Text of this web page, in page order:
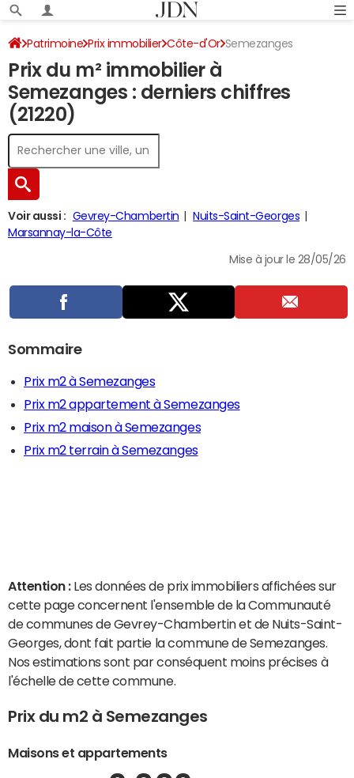
Patrimoine Prix immobilier Côte-d'Or Semezanges
Prix du m² immobilier à
Semezanges : derniers chiffres
(21220)
Voir aussi : Gevrey-Chambertin
Nuits-Saint-Georges
Marsannay-la-Côte
Mise à jour le 28/05/26
Sommaire
Prix m2 à Semezanges
Prix m2 appartement à Semezanges
Prix m2 maison à Semezanges
Prix m2 terrain à Semezanges
Attention : Les données de prix immobiliers affichées sur
cette page concernent l'ensemble de la Communauté
de communes de Gevrey-Chambertin et de Nuits-Saint-
Georges, dont fait partie la commune de Semezanges.
Nos estimations sont par conséquent moins précises à
l'échelle de cette commune.
Prix du m2 à Semezanges
Maisons et appartements